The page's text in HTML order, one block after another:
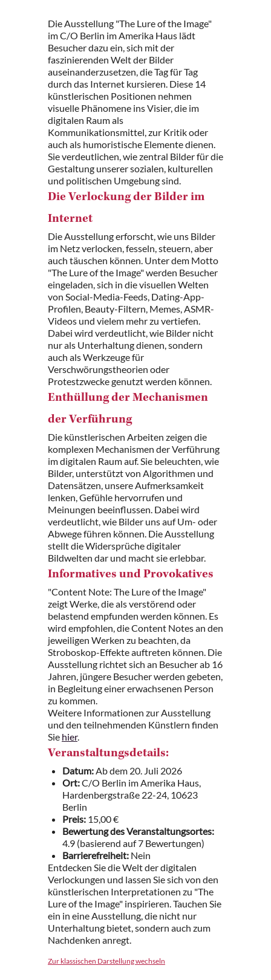
Die Ausstellung "The Lure of the Image"
im C/O Berlin im Amerika Haus lädt
Besucher dazu ein, sich mit der
faszinierenden Welt der Bilder
auseinanderzusetzen, die Tag für Tag
durch das Internet kursieren. Diese 14
künstlerischen Positionen nehmen
visuelle Phänomene ins Visier, die im
digitalen Raum als
Kommunikationsmittel, zur Kritik oder
auch als humoristische Elemente dienen.
Sie verdeutlichen, wie zentral Bilder für die
Gestaltung unserer sozialen, kulturellen
und politischen Umgebung sind.
Die Verlockung der Bilder im
Internet
Die Ausstellung erforscht, wie uns Bilder
im Netz verlocken, fesseln, steuern, aber
auch täuschen können. Unter dem Motto
"The Lure of the Image" werden Besucher
eingeladen, sich in die visuellen Welten
von Social-Media-Feeds, Dating-App-
Profilen, Beauty-Filtern, Memes, ASMR-
Videos und vielem mehr zu vertiefen.
Dabei wird verdeutlicht, wie Bilder nicht
nur als Unterhaltung dienen, sondern
auch als Werkzeuge für
Verschwörungstheorien oder
Protestzwecke genutzt werden können.
Enthüllung der Mechanismen
der Verführung
Die künstlerischen Arbeiten zeigen die
komplexen Mechanismen der Verführung
im digitalen Raum auf. Sie beleuchten, wie
Bilder, unterstützt von Algorithmen und
Datensätzen, unsere Aufmerksamkeit
lenken, Gefühle hervorrufen und
Meinungen beeinflussen. Dabei wird
verdeutlicht, wie Bilder uns auf Um- oder
Abwege führen können. Die Ausstellung
stellt die Widersprüche digitaler
Bildwelten dar und macht sie erlebbar.
Informatives und Provokatives
"Content Note: The Lure of the Image"
zeigt Werke, die als verstörend oder
belastend empfunden werden können. Es
wird empfohlen, die Content Notes an den
jeweiligen Werken zu beachten, da
Stroboskop-Effekte auftreten können. Die
Ausstellung richtet sich an Besucher ab 16
Jahren, jüngere Besucher werden gebeten,
in Begleitung einer erwachsenen Person
zu kommen.
Weitere Informationen zur Ausstellung
und den teilnehmenden Künstlern finden
Sie hier.
Veranstaltungsdetails:
Datum:Ab dem 20. Juli 2026
Ort:C/O Berlin im Amerika Haus,
Hardenbergstraße 22-24, 10623
Berlin
Preis: 15,00 €
Bewertung des Veranstaltungsortes:
4.9 (basierend auf 7 Bewertungen)
Barrierefreiheit: Nein
Entdecken Sie die Welt der digitalen
Verlockungen und lassen Sie sich von den
künstlerischen Interpretationen zu "The
Lure of the Image" inspirieren. Tauchen Sie
ein in eine Ausstellung, die nicht nur
Unterhaltung bietet, sondern auch zum
Nachdenken anregt.
Zur klassischen Darstellung wechseln